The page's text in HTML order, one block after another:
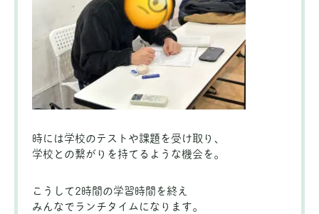
時には学校のテストや課題を受け取り、
学校との繋がりを持てるような機会を。
こうして2時間の学習時間を終え
みんなでランチタイムになります。